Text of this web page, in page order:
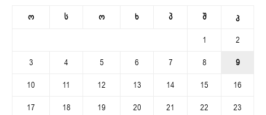
ო ს ო ხ პ შ კ
1
2
3
4 5 6 7 8
9
10
11 12 13 14 15
16
17
18 19 20 21 22
23